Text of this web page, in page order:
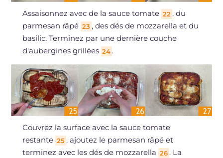
Assaisonnez avec de la sauce tomate 22 , du
parmesan râpé 23 , des dés de mozzarella et du
basilic. Terminez par une dernière couche
d'aubergines grillées 24 .
Couvrez la surface avec la sauce tomate
restante 25 , ajoutez le parmesan râpé et
terminez avec les dés de mozzarella 26 . La